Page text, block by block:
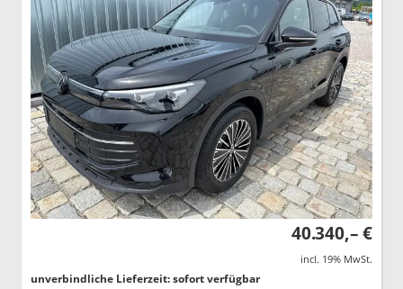
40.340,– €
incl. 19% MwSt.
unverbindliche Lieferzeit: sofort verfügbar